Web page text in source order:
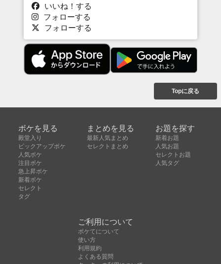
いいね！する
フォローする
フォローする
Topに戻る
ボケを見る
殿堂入り
ピックアップボケ
人気ボケ
注目ボケ
急上昇ボケ
新着ボケ
セレクト
タグ
まとめを見る
最新人気まとめ
セレクトまとめ
お題を探す
新着お題
人気お題
セレクトお題
人気タグ
ご利用について
ボケてについて
使い方
利用規約
よくある質問